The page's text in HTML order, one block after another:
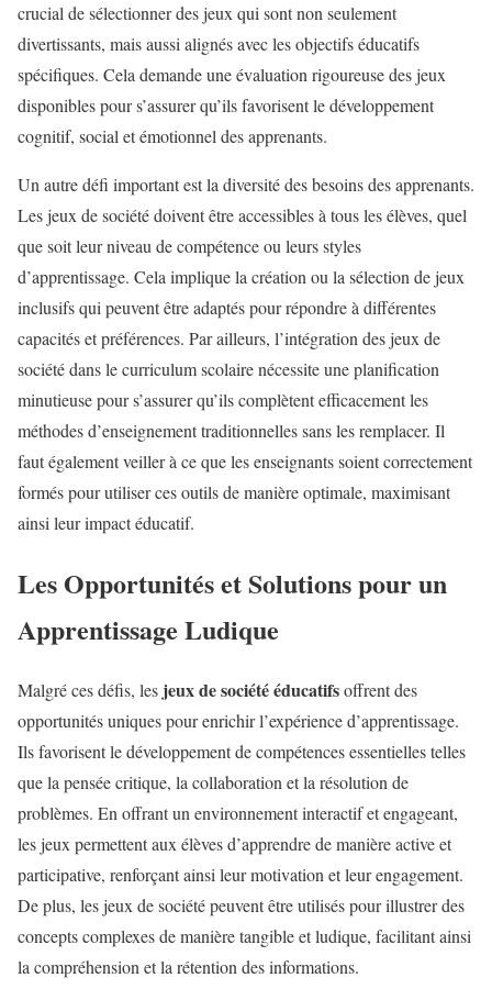
crucial de sélectionner des jeux qui sont non seulement
divertissants, mais aussi alignés avec les objectifs éducatifs
spécifiques. Cela demande une évaluation rigoureuse des jeux
disponibles pour s’assurer qu’ils favorisent le développement
cognitif, social et émotionnel des apprenants.
Un autre défi important est la diversité des besoins des apprenants.
Les jeux de société doivent être accessibles à tous les élèves, quel
que soit leur niveau de compétence ou leurs styles
d’apprentissage. Cela implique la création ou la sélection de jeux
inclusifs qui peuvent être adaptés pour répondre à différentes
capacités et préférences. Par ailleurs, l’intégration des jeux de
société dans le curriculum scolaire nécessite une planification
minutieuse pour s’assurer qu’ils complètent efficacement les
méthodes d’enseignement traditionnelles sans les remplacer. Il
faut également veiller à ce que les enseignants soient correctement
formés pour utiliser ces outils de manière optimale, maximisant
ainsi leur impact éducatif.
Les Opportunités et Solutions pour un
Apprentissage Ludique
Malgré ces défis, les jeux de société éducatifsoffrent des
opportunités uniques pour enrichir l’expérience d’apprentissage.
Ils favorisent le développement de compétences essentielles telles
que la pensée critique, la collaboration et la résolution de
problèmes. En offrant un environnement interactif et engageant,
les jeux permettent aux élèves d’apprendre de manière active et
participative, renforçant ainsi leur motivation et leur engagement.
De plus, les jeux de société peuvent être utilisés pour illustrer des
concepts complexes de manière tangible et ludique, facilitant ainsi
la compréhension et la rétention des informations.